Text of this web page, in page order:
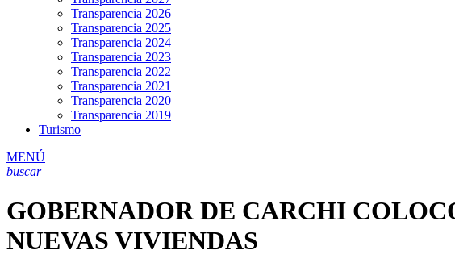
Transparencia 2026
Transparencia 2025
Transparencia 2024
Transparencia 2023
Transparencia 2022
Transparencia 2021
Transparencia 2020
Transparencia 2019
Turismo
MENÚ
buscar
GOBERNADOR DE CARCHI
NUEVAS VIVIENDAS